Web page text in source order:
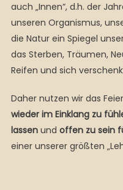
auch „Innen“, d.h. der
unseren Organismus,
die Natur ein Spiegel
das Sterben, Träumen,
Reifen und sich
Daher nutzen wir das
wieder im Einklang zu fü
lassenund offen zu sein f
einer unserer größten